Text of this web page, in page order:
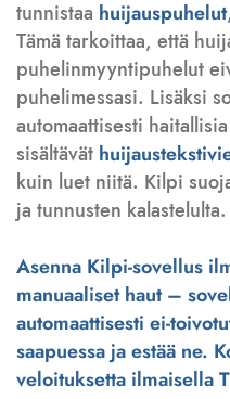
tunnistaa huijauspuhelut,
Tämä tarkoittaa, että
puhelinmyyntipuhelut
puhelimessasi. Lisäksi
automaattisesti
sisältävät
kuin luet niitä. Kilpi
ja tunnusten kalastelulta.
Asenna Kilpi-sovellus
manuaaliset haut –
automaattisesti ei-
saapuessa ja estää ne.
veloituksetta ilmaisella